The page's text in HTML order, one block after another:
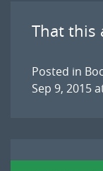
That this
Posted in
Sep 9, 2015